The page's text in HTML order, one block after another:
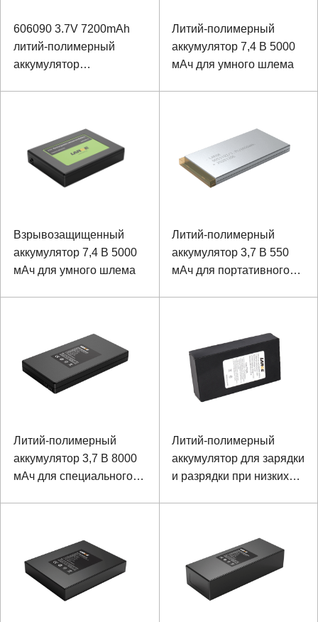
606090 3.7V 7200mAh
литий-полимерный
аккумулятор
Литий-полимерный
аккумулятор 7,4 В 5000
мАч для умного шлема
Взрывозащищенный
аккумулятор 7,4 В 5000
мАч для умного шлема
Литий-полимерный
аккумулятор 3,7 В 550
мАч для портативного
Литий-полимерный
аккумулятор 3,7 В 8000
мАч для специального
Литий-полимерный
аккумулятор для зарядки
и разрядки при низких